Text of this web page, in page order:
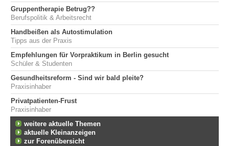
Gruppentherapie Betrug??
Berufspolitik & Arbeitsrecht
Handbeißen als Autostimulation
Tipps aus der Praxis
Empfehlungen für Vorpraktikum in Berlin gesucht
Schüler & Studenten
Gesundheitsreform - Sind wir bald pleite?
Praxisinhaber
Privatpatienten-Frust
Praxisinhaber
weitere aktuelle Themen
aktuelle Kleinanzeigen
zur Forenübersicht